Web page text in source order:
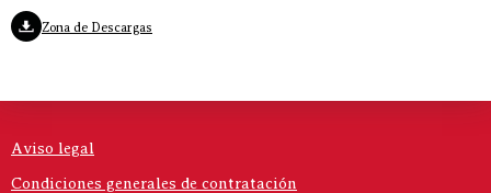
Zona de Descargas
Aviso legal
Condiciones generales de contratación